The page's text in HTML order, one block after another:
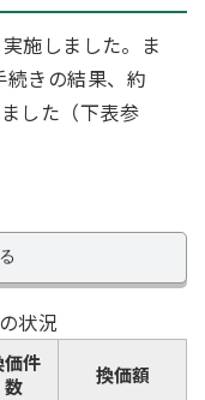
施しました。ま
きの結果、約
した（下表参
状況
価件
数
換価額